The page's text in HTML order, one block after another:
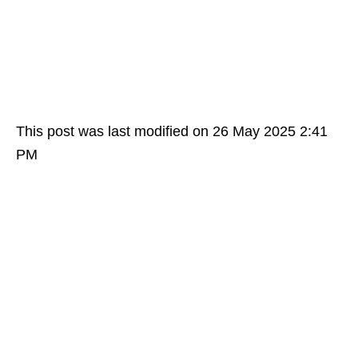
This post was last modified on 26 May 2025 2:41
PM